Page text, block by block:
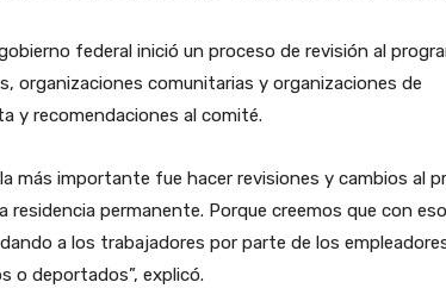
federal inició un proceso de revisión al
organizaciones comunitarias y organizaciones de
y recomendaciones al comité.
más importante fue hacer revisiones y cambios al
permanente. Porque creemos que con eso
a los trabajadores por parte de los
o deportados”, explicó.